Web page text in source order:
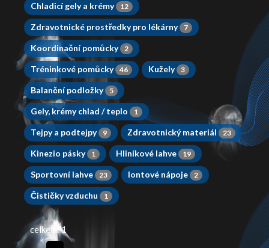
Chladicí gely a krémy 12
Zdravotnické prostředky pro lékárny 7
Koordinační pomůcky 2
Tréninkové pomůcky 46 Kužely 3
Balanční podložky 5
Gely, krémy chlad / teplo 1
Tejpy a podtejpy 9 Zdravotnický materiál 23
Kinezio pásky 1 Hliníkové lahve 19
Sportovní lahve 23 Iontové nápoje 2
Čističky vzduchu 1
celkem: 1